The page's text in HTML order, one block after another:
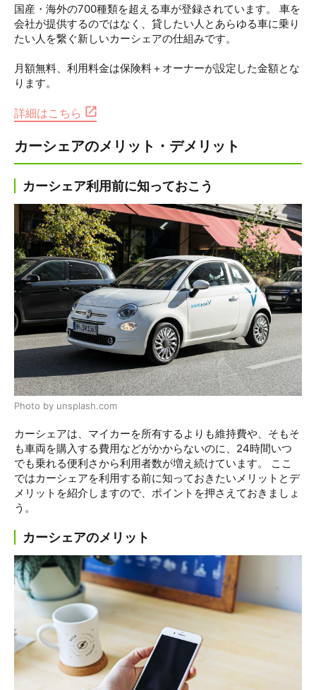
国産・海外の700種類を超える車が登録されています。 車を
会社が提供するのではなく、貸したい人とあらゆる車に乗り
たい人を繋ぐ新しいカーシェアの仕組みです。
月額無料、利用料金は保険料＋オーナーが設定した金額とな
ります。
詳細はこちら
カーシェアのメリット・デメリット
カーシェア利用前に知っておこう
Photo by unsplash.com
カーシェアは、マイカーを所有するよりも維持費や、そもそ
も車両を購入する費用などがかからないのに、24時間いつ
でも乗れる便利さから利用者数が増え続けています。 ここ
ではカーシェアを利用する前に知っておきたいメリットとデ
メリットを紹介しますので、ポイントを押さえておきましょ
う。
カーシェアのメリット